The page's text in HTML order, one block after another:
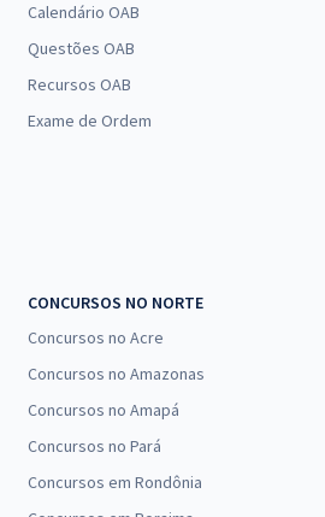
Calendário OAB
Questões OAB
Recursos OAB
Exame de Ordem
CONCURSOS NO NORTE
Concursos no Acre
Concursos no Amazonas
Concursos no Amapá
Concursos no Pará
Concursos em Rondônia